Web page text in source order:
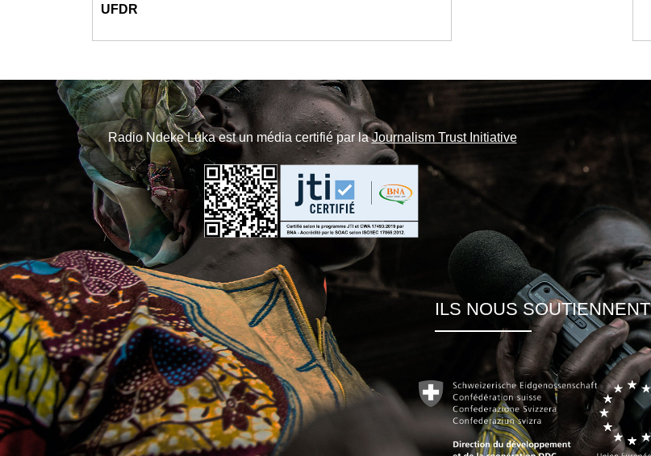
UFDR
Radio Ndeke Luka est un média certifié par laJournalism Trust Initiative
ILS NOUS SOUTIENNENT